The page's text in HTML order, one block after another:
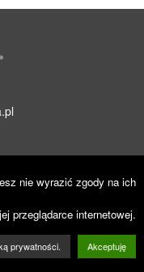
zastrzeżone.
nie wyrazić zgody na ich
przeglądarce internetowej.
prywatności. Akceptuję